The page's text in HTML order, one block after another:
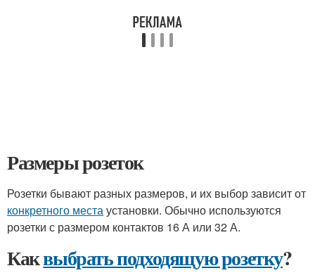
Размеры розеток
Розетки бывают разных размеров, и их выбор зависит от
конкретного местаустановки. Обычно используются
розетки с размером контактов 16 А или 32 А.
Каквыбрать подходящую розетку?